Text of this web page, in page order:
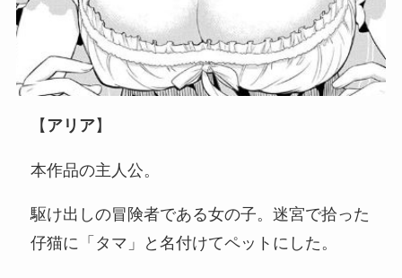
【 アリア】
本作品の主人公。
駆け出しの冒険者である女の子。迷宮で拾った
仔猫に「タマ」と名付けてペットにした。